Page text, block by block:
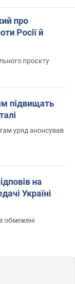
про
Росії й
проєкту
підвищать
уряд анонсував
на
Україні
обмежені